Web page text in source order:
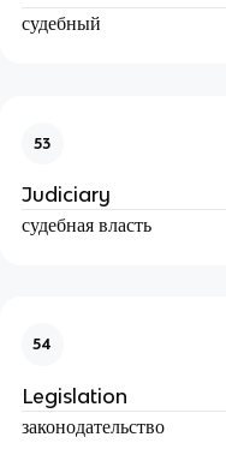
судебный
53
Judiciary
судебная власть
54
Legislation
законодательство